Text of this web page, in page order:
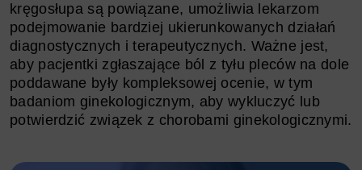
kręgosłupa są powiązane, umożliwia lekarzom
podejmowanie bardziej ukierunkowanych działań
diagnostycznych i terapeutycznych. Ważne jest,
aby pacjentki zgłaszające ból z tyłu pleców na dole
poddawane były kompleksowej ocenie, w tym
badaniom ginekologicznym, aby wykluczyć lub
potwierdzić związek z chorobami ginekologicznymi.